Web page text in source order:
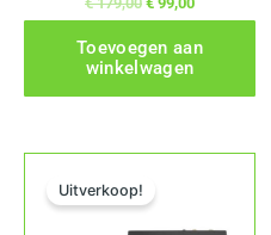
Toevoegen aan
winkelwagen
Uitverkoop!
Oorspronkelijke prijs was: € 239,00.Huidige prijs is: € 149,00.